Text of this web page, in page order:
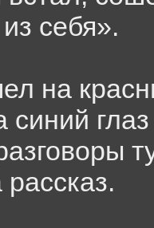
себя».
на
синий глаз